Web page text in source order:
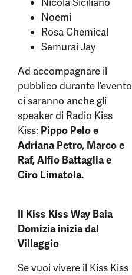
Noemi
Rosa Chemical
Samurai Jay
Ad accompagnare il
pubblico durante l’evento
ci saranno anche gli
speaker di Radio Kiss
Kiss: Pippo Pelo e
Adriana Petro, Marco e
Raf, Alfio Battaglia e
Ciro Limatola.
Il Kiss Kiss Way Baia
Domizia inizia dal
Villaggio
Se vuoi vivere il Kiss Kiss